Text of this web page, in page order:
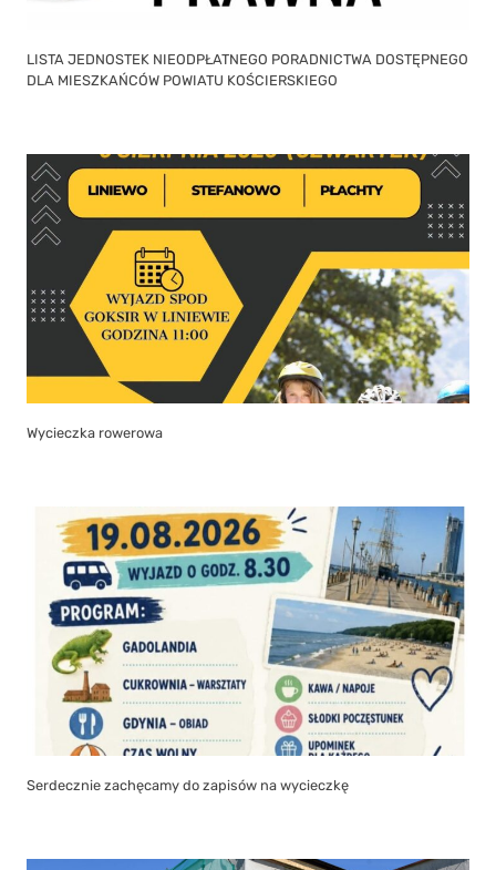
LISTA JEDNOSTEK NIEODPŁATNEGO PORADNICTWA DOSTĘPNEGO
DLA MIESZKAŃCÓW POWIATU KOŚCIERSKIEGO
Wycieczka rowerowa
Serdecznie zachęcamy do zapisów na wycieczkę